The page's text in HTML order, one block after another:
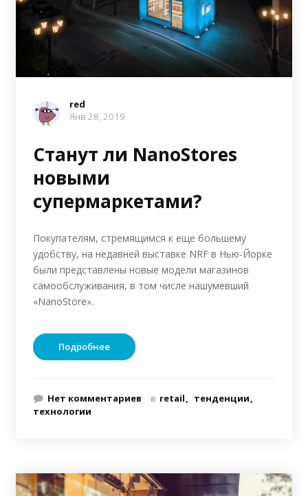
red
Янв 28, 2019
Станут ли NanoStores
новыми
супермаркетами?
Покупателям, стремящимся к еще большему
удобству, на недавней выставке NRF в Нью-Йорке
были представлены новые модели магазинов
самообслуживания, в том числе нашумевший
«NanoStore».
Подробнее
Нет комментариев в retail
тенденции
технологии